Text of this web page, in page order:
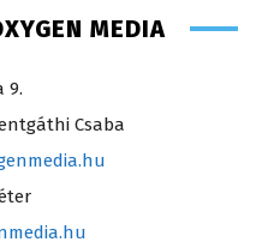
MEDIA
9.
Csaba